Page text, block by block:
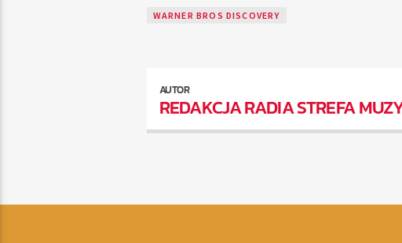
WARNER BROS DISCOVERY
AUTOR
REDAKCJA RADIA STREFA